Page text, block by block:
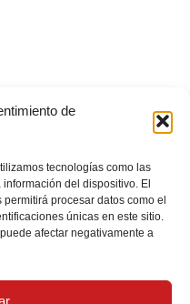
de
tecnologías como las
del dispositivo. El
procesar datos como el
únicas en este sitio.
afectar negativamente a